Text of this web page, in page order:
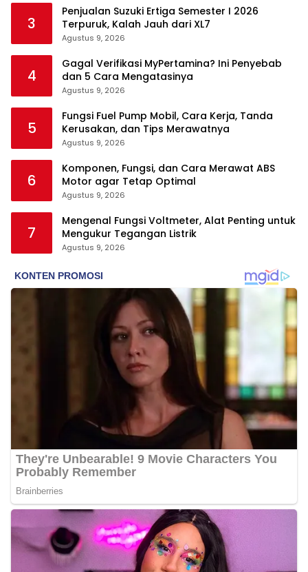
3
Penjualan Suzuki Ertiga Semester I 2026
Terpuruk, Kalah Jauh dari XL7
Agustus 9, 2026
4
Gagal Verifikasi MyPertamina? Ini Penyebab
dan 5 Cara Mengatasinya
Agustus 9, 2026
5
Fungsi Fuel Pump Mobil, Cara Kerja, Tanda
Kerusakan, dan Tips Merawatnya
Agustus 9, 2026
6
Komponen, Fungsi, dan Cara Merawat ABS
Motor agar Tetap Optimal
Agustus 9, 2026
7
Mengenal Fungsi Voltmeter, Alat Penting untuk
Mengukur Tegangan Listrik
Agustus 9, 2026